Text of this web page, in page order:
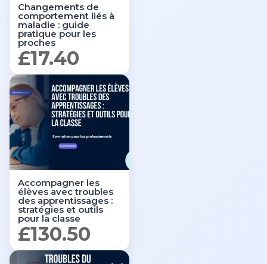
Changements de
comportement liés à
maladie : guide
pratique pour les
proches
£17.40
Accompagner les
élèves avec troubles
des apprentissages :
stratégies et outils
pour la classe
£130.50